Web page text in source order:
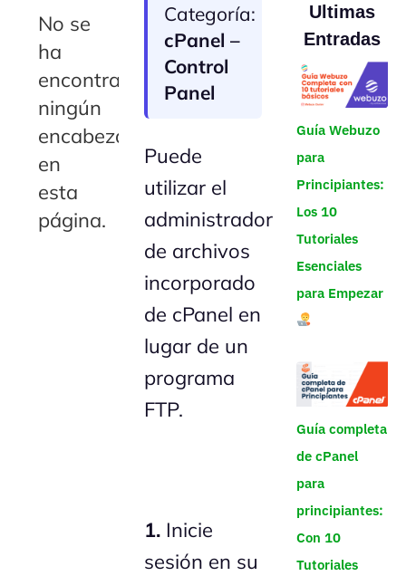
No se
ha
encontrado
ningún
encabezado
en
esta
página.
Categoría:
cPanel –
Control
Panel
Puede
utilizar el
administrador
de archivos
incorporado
de cPanel en
lugar de un
programa
FTP.
1. Inicie
sesión en su
Ultimas
Entradas
Guía Webuzo
para
Principiantes:
Los 10
Tutoriales
Esenciales
para Empezar
Guía completa
de cPanel
para
principiantes:
Con 10
Tutoriales